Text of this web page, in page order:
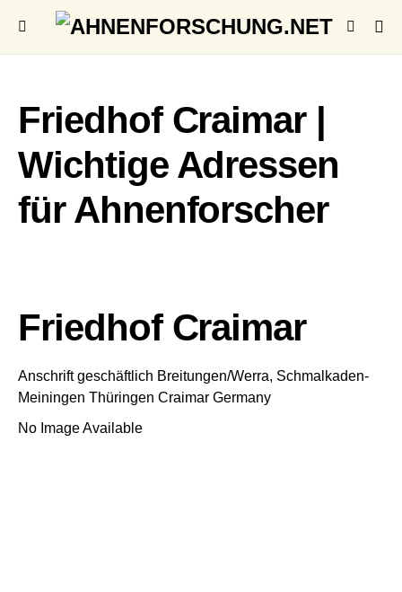
Friedhof Craimar |
Wichtige Adressen
für Ahnenforscher
Friedhof Craimar
Anschrift geschäftlich Breitungen/Werra, Schmalkaden-
Meiningen Thüringen Craimar Germany
No Image Available